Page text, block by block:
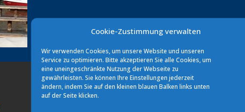
Cookie-Zustimmung verwalten
Wir verwenden Cookies, um unsere Website und unseren
Service zu optimieren. Bitte akzeptieren Sie alle Cookies, um
eine uneingeschränkte Nutzung der Webseite zu
gewährleisten. Sie können Ihre Einstellungen jederzeit
ändern, indem Sie auf den kleinen blauen Balken links unten
auf der Seite klicken.